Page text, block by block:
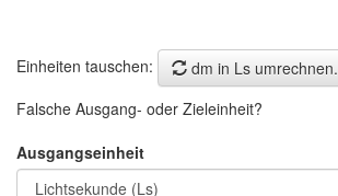
Einheiten tauschen:
dm in Ls umrechnen.
Falsche Ausgang- oder Zieleinheit?
Ausgangseinheit